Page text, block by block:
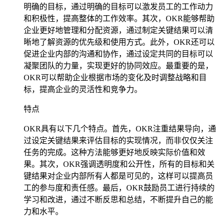
明确的目标，通过明确的目标可以激发员工的工作动力
和积极性，提高整体的工作效率。其次，OKR能够帮助
企业更好地管理和分配资源，通过制定关键结果可以清
晰地了解资源的优先级和使用方式。此外，OKR还可以
促进企业内部的沟通和协作，通过设定共同的目标可以
凝聚团队的力量，实现更好的协同效应。最重要的是，
OKR可以帮助企业根据市场的变化及时调整战略和目
标，提高企业的灵活性和竞争力。
特点
OKR具有以下几个特点。首先，OKR注重结果导向，通
过设定关键结果来评估目标的实现情况，而非仅仅关注
任务的完成。这种方法能够更好地反映实际价值和效
果。其次，OKR强调透明度和公开性，所有的目标和关
键结果对企业内部所有人都是可见的，这样可以提高员
工的参与度和责任感。最后，OKR鼓励员工进行持续的
学习和改进，通过不断反思和总结，不断提升自己的能
力和水平。